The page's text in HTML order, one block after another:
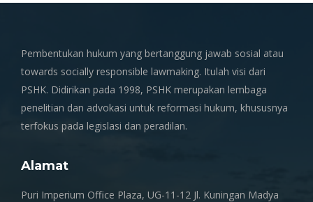
Pembentukan hukum yang bertanggung jawab sosial atau
towards socially responsible lawmaking. Itulah visi dari
PSHK. Didirikan pada 1998, PSHK merupakan lembaga
penelitian dan advokasi untuk reformasi hukum, khususnya
terfokus pada legislasi dan peradilan.
Alamat
Puri Imperium Office Plaza, UG-11-12 Jl. Kuningan Madya